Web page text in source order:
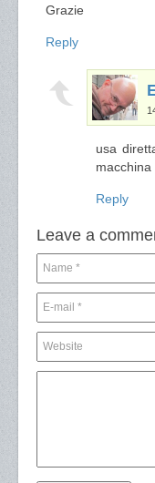
Grazie
Reply
usa
macchina
Reply
Leave a